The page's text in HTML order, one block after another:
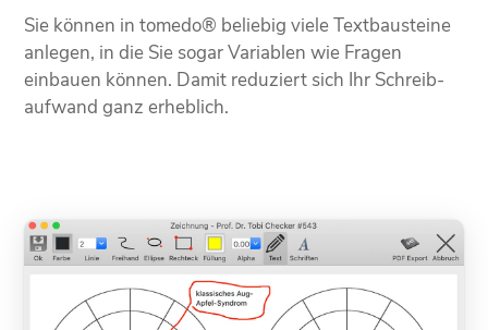
Sie können in tomedo® beliebig viele Text­bausteine
anlegen, in die Sie sogar Variablen wie Fragen
einbauen können. Damit reduziert sich Ihr Schreib­
aufwand ganz erheblich.